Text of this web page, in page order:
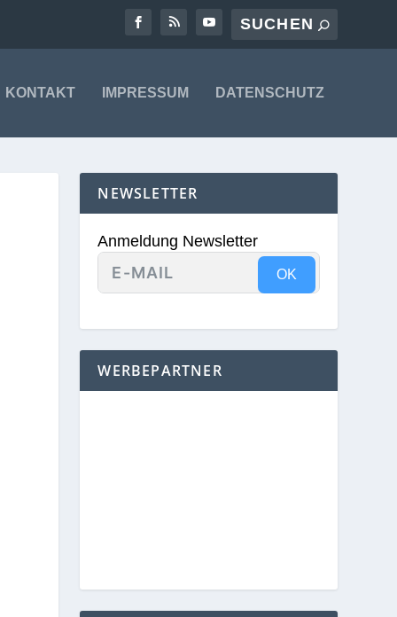
KONTAKT IMPRESSUM DATENSCHUTZ
NEWSLETTER
Anmeldung Newsletter
OK
WERBEPARTNER